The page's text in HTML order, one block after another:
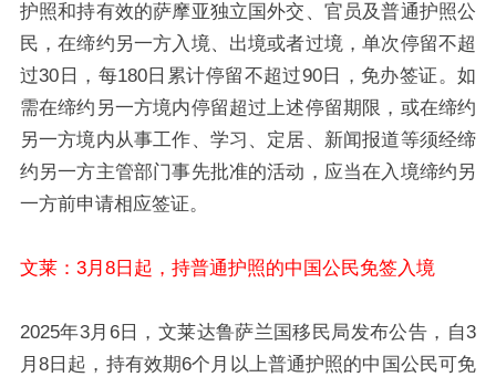
护照和持有效的萨摩亚独立国外交、官员及普通护照公
民，在缔约另一方入境、出境或者过境，单次停留不超
过30日，每180日累计停留不超过90日，免办签证。如
需在缔约另一方境内停留超过上述停留期限，或在缔约
另一方境内从事工作、学习、定居、新闻报道等须经缔
约另一方主管部门事先批准的活动，应当在入境缔约另
一方前申请相应签证。
文莱：3月8日起，持普通护照的中国公民免签入境
2025年3月6日，文莱达鲁萨兰国移民局发布公告，自3
月8日起，持有效期6个月以上普通护照的中国公民可免